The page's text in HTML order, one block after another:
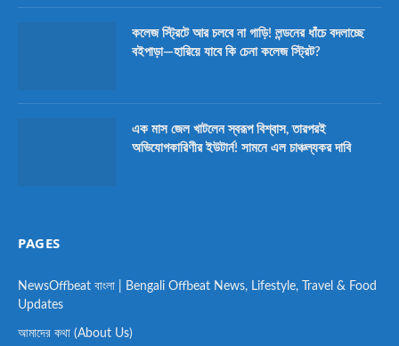
কলেজ স্ট্রিটে আর চলবে না গাড়ি! লন্ডনের ধাঁচে বদলাচ্ছে
বইপাড়া—হারিয়ে যাবে কি চেনা কলেজ স্ট্রিট?
এক মাস জেল খাটলেন স্বরূপ বিশ্বাস, তারপরই
অভিযোগকারিণীর ইউটার্ন! সামনে এল চাঞ্চল্যকর দাবি
PAGES
NewsOffbeat বাংলা | Bengali Offbeat News, Lifestyle, Travel & Food
Updates
আমাদের কথা (About Us)